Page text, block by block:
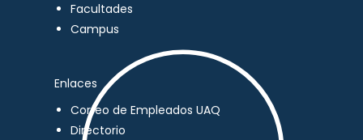
Facultades
Campus
Enlaces
Correo de Empleados UAQ
Directorio